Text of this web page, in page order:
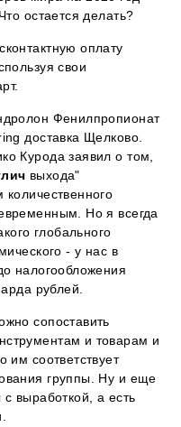
остается делать?
оплату
свои
Фенилпропионат
доставка Щелково.
Курода заявил о том,
выхода"
количественного
Но я всегда
глобального
- у нас в
налогообложения
рублей.
сопоставить
и товарам и
им соответствует
группы. Ну и еще
выработкой, а есть